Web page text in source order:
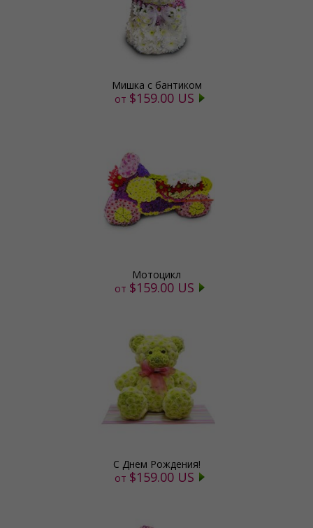
Мишка с бантиком
от $159.00 US
Мотоцикл
от $159.00 US
С Днем Рождения!
от $159.00 US